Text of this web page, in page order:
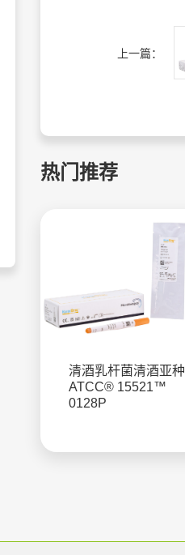
上一篇：
热门推荐
清酒乳杆菌清酒亚种
ATCC® 15521™
0128P